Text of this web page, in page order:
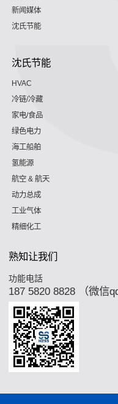
新闻媒体
沈氏节能
沈氏节能
HVAC
冷链/冷藏
家电/食品
绿色电力
海工船舶
氢能源
航空 & 航天
动力总成
工业气体
精细化工
熟知让我们
功能电話
187 5820 8828 （微信